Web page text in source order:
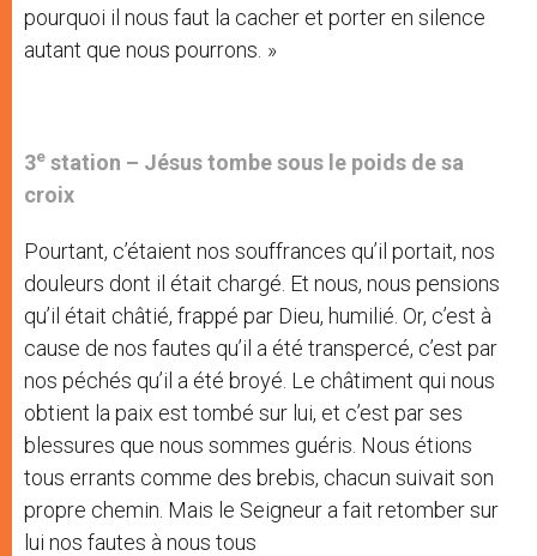
pourquoi il nous faut la cacher et porter en silence
autant que nous pourrons. »
3e station – Jésus tombe sous le poids de sa
croix
Pourtant, c’étaient nos souffrances qu’il portait, nos
douleurs dont il était chargé. Et nous, nous pensions
qu’il était châtié, frappé par Dieu, humilié. Or, c’est à
cause de nos fautes qu’il a été transpercé, c’est par
nos péchés qu’il a été broyé. Le châtiment qui nous
obtient la paix est tombé sur lui, et c’est par ses
blessures que nous sommes guéris. Nous étions
tous errants comme des brebis, chacun suivait son
propre chemin. Mais le Seigneur a fait retomber sur
lui nos fautes à nous tous